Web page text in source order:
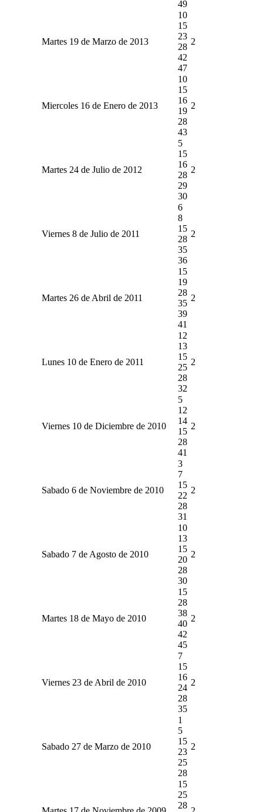
49
Martes 19 de Marzo de 2013
10
15
23
28
42
47
2
Miercoles 16 de Enero de 2013
10
15
16
19
28
43
2
Martes 24 de Julio de 2012
5
15
16
28
29
30
2
Viernes 8 de Julio de 2011
6
8
15
28
35
36
2
Martes 26 de Abril de 2011
15
19
28
35
39
41
2
Lunes 10 de Enero de 2011
12
13
15
25
28
32
2
Viernes 10 de Diciembre de 2010
5
12
14
15
28
41
2
Sabado 6 de Noviembre de 2010
3
7
15
22
28
31
2
Sabado 7 de Agosto de 2010
10
13
15
20
28
30
2
Martes 18 de Mayo de 2010
15
28
38
40
42
45
2
Viernes 23 de Abril de 2010
7
15
16
24
28
35
2
Sabado 27 de Marzo de 2010
1
5
15
23
25
28
2
15
25
28